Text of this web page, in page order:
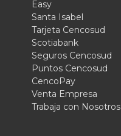
Easy
Santa Isabel
Tarjeta Cencosud
Scotiabank
Seguros Cencosud
Puntos Cencosud
CencoPay
Venta Empresa
Trabaja con Nosotros